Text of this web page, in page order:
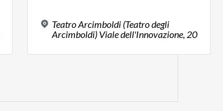
Teatro Arcimboldi (Teatro degli
Arcimboldi) Viale dell'Innovazione, 20